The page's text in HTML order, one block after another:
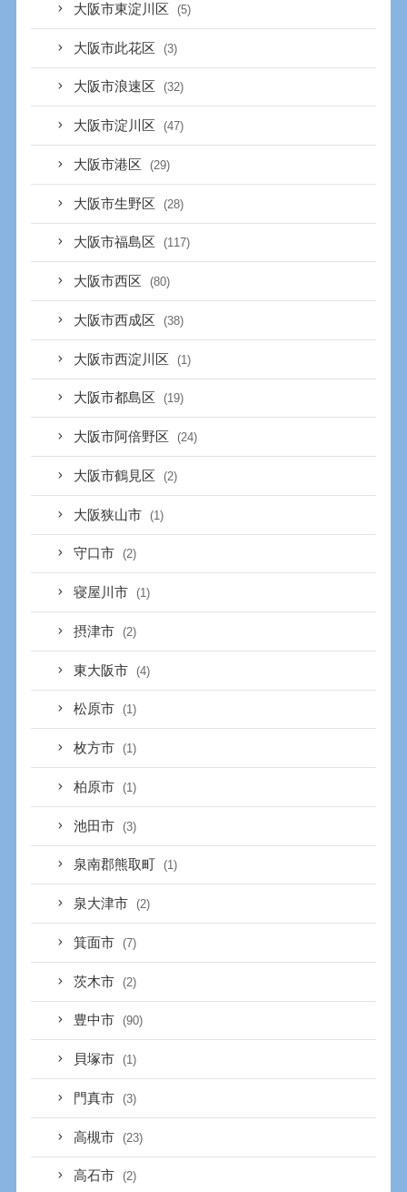
大阪市東淀川区 (5)
大阪市此花区 (3)
大阪市浪速区 (32)
大阪市淀川区 (47)
大阪市港区 (29)
大阪市生野区 (28)
大阪市福島区 (117)
大阪市西区 (80)
大阪市西成区 (38)
大阪市西淀川区 (1)
大阪市都島区 (19)
大阪市阿倍野区 (24)
大阪市鶴見区 (2)
大阪狭山市 (1)
守口市 (2)
寝屋川市 (1)
摂津市 (2)
東大阪市 (4)
松原市 (1)
枚方市 (1)
柏原市 (1)
池田市 (3)
泉南郡熊取町 (1)
泉大津市 (2)
箕面市 (7)
茨木市 (2)
豊中市 (90)
貝塚市 (1)
門真市 (3)
高槻市 (23)
高石市 (2)